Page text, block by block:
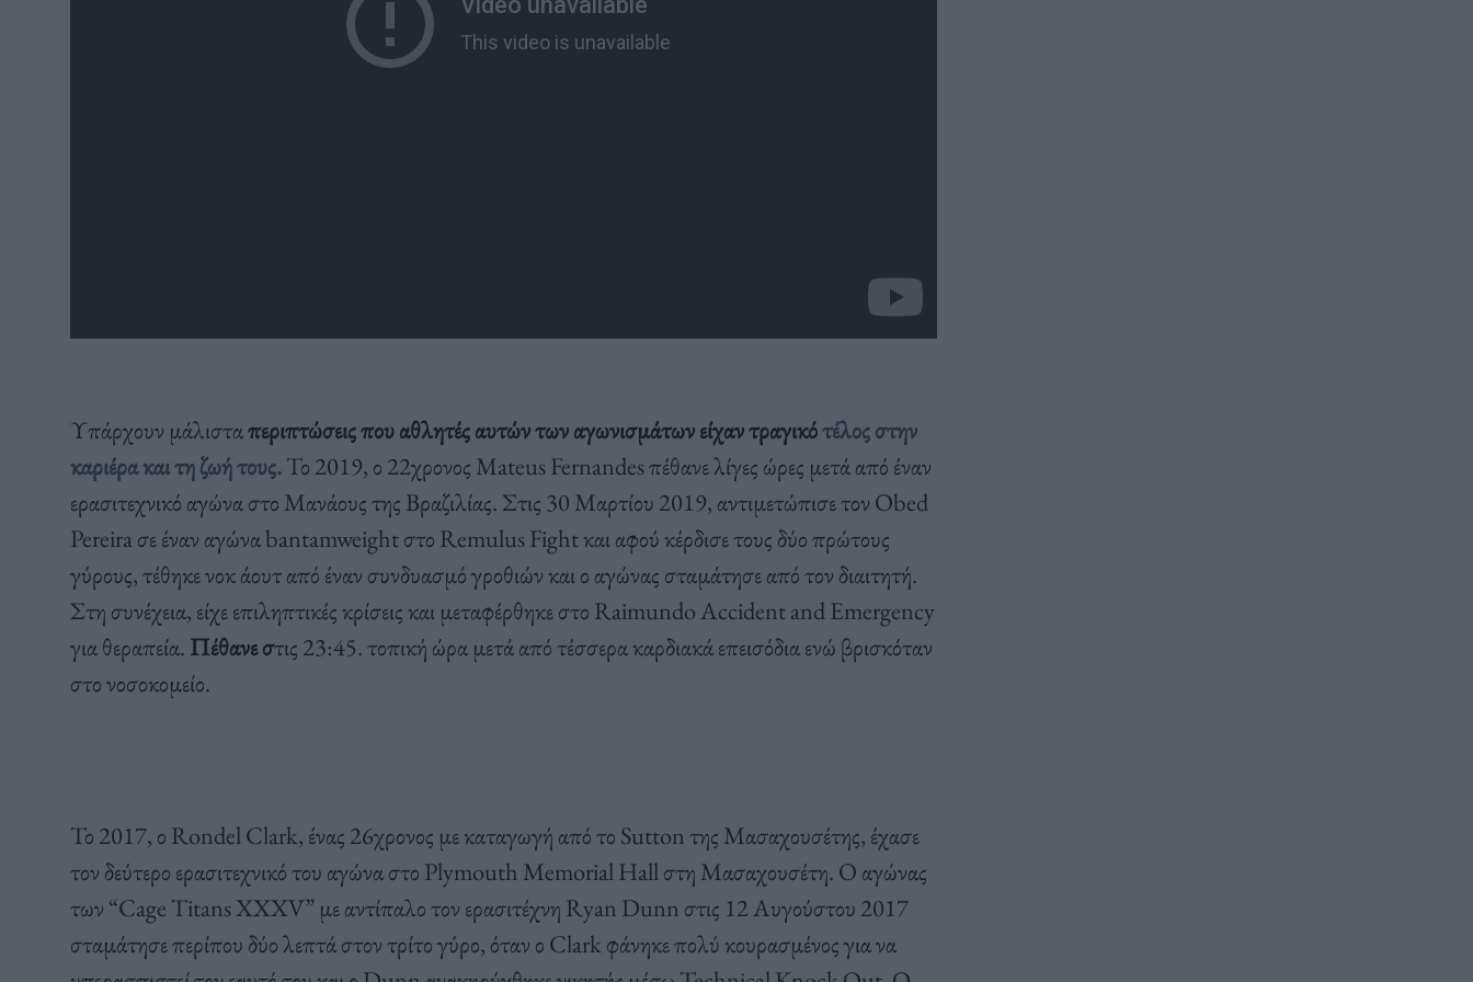
Υπάρχουν μάλισταπεριπτώσεις που αθλητές αυτών των αγωνισμάτων είχαν τραγικότέλος στην
καριέρα και τη ζωή τους.Το 2019, ο 22χρονος Mateus Fernandes πέθανε λίγες ώρες μετά από έναν
ερασιτεχνικό αγώνα στο Μανάους της Βραζιλίας. Στις 30 Μαρτίου 2019, αντιμετώπισε τον Obed
Pereira σε έναν αγώνα bantamweight στο Remulus Fight και αφού κέρδισε τους δύο πρώτους
γύρους, τέθηκε νοκ άουτ από έναν συνδυασμό γροθιών και ο αγώνας σταμάτησε από τον διαιτητή.
Στη συνέχεια, είχε επιληπτικές κρίσεις και μεταφέρθηκε στο Raimundo Accident and Emergency
για θεραπεία. Πέθανε στις 23:45. τοπική ώρα μετά από τέσσερα καρδιακά επεισόδια ενώ βρισκόταν
στο νοσοκομείο.
Το 2017, ο Rondel Clark, ένας 26χρονος με καταγωγή από το Sutton της Μασαχουσέτης, έχασε
τον δεύτερο ερασιτεχνικό του αγώνα στο Plymouth Memorial Hall στη Μασαχουσέτη. Ο αγώνας
των “Cage Titans XXXV” με αντίπαλο τον ερασιτέχνη Ryan Dunn στις 12 Αυγούστου 2017
σταμάτησε περίπου δύο λεπτά στον τρίτο γύρο, όταν ο Clark φάνηκε πολύ κουρασμένος για να